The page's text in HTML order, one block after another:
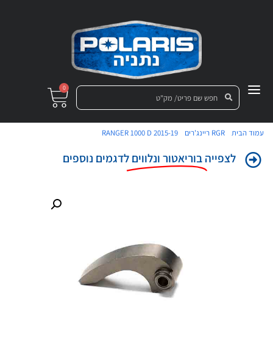
0
עמוד הבית /RGR ריינג'רים /
RANGER 1000 D 2015-19
לצפייהבוריאטור ונלווים לדגמים נוספים